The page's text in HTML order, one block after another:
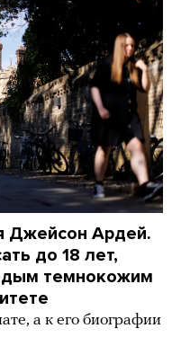
Джейсон Ардей.
до 18 лет,
темнокожим
а к его биографии